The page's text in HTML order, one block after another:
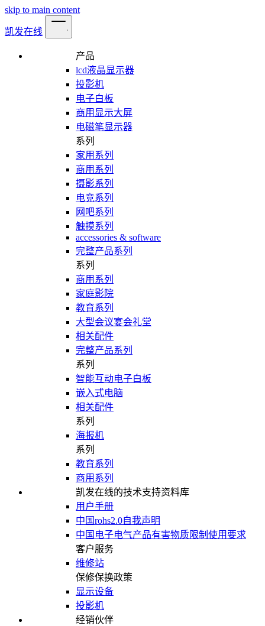
skip to main content
凯发在线
产品
lcd液晶显示器
投影机
电子白板
商用显示大屏
电磁笔显示器
系列
家用系列
商用系列
摄影系列
电竞系列
网吧系列
触摸系列
accessories & software
完整产品系列
系列
商用系列
家庭影院
教育系列
大型会议宴会礼堂
相关配件
完整产品系列
系列
智能互动电子白板
嵌入式电脑
相关配件
系列
海报机
系列
教育系列
商用系列
凯发在线的技术支持资料库
用户手册
中国rohs2.0自我声明
中国电子电气产品有害物质限制使用要求
客户服务
维修站
保修保换政策
显示设备
投影机
经销伙伴